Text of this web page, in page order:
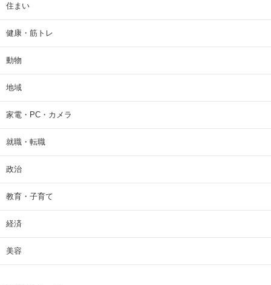
住まい
健康・筋トレ
動物
地域
家電・PC・カメラ
就職・転職
政治
教育・子育て
経済
美容